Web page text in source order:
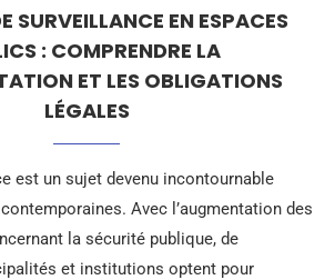
SURVEILLANCE EN ESPACES
: COMPRENDRE LA
ET LES OBLIGATIONS
LÉGALES
est un sujet devenu incontournable
Avec l’augmentation des
la sécurité publique, de
et institutions optent pour